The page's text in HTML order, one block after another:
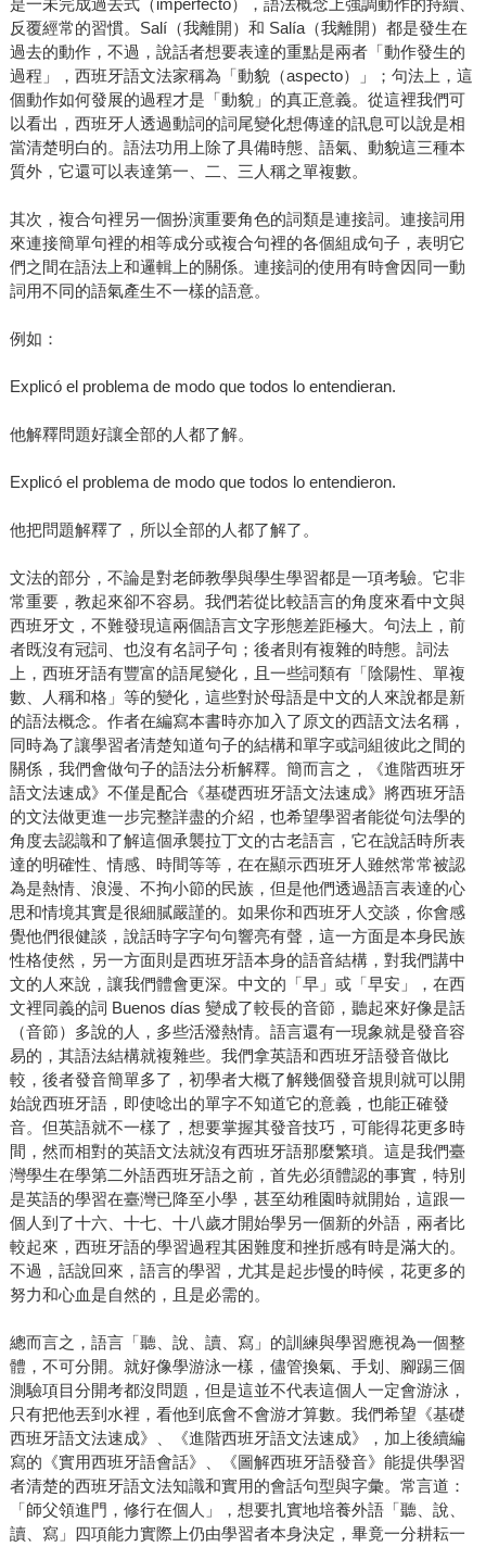
是一未完成過去式（imperfecto），語法概念上強調動作的持續、
反覆經常的習慣。Salí（我離開）和 Salía（我離開）都是發生在
過去的動作，不過，說話者想要表達的重點是兩者「動作發生的
過程」，西班牙語文法家稱為「動貌（aspecto）」；句法上，這
個動作如何發展的過程才是「動貌」的真正意義。從這裡我們可
以看出，西班牙人透過動詞的詞尾變化想傳達的訊息可以說是相
當清楚明白的。語法功用上除了具備時態、語氣、動貌這三種本
質外，它還可以表達第一、二、三人稱之單複數。
其次，複合句裡另一個扮演重要角色的詞類是連接詞。連接詞用
來連接簡單句裡的相等成分或複合句裡的各個組成句子，表明它
們之間在語法上和邏輯上的關係。連接詞的使用有時會因同一動
詞用不同的語氣產生不一樣的語意。
例如：
Explicó el problema de modo que todos lo entendieran.
他解釋問題好讓全部的人都了解。
Explicó el problema de modo que todos lo entendieron.
他把問題解釋了，所以全部的人都了解了。
文法的部分，不論是對老師教學與學生學習都是一項考驗。它非
常重要，教起來卻不容易。我們若從比較語言的角度來看中文與
西班牙文，不難發現這兩個語言文字形態差距極大。句法上，前
者既沒有冠詞、也沒有名詞子句；後者則有複雜的時態。詞法
上，西班牙語有豐富的語尾變化，且一些詞類有「陰陽性、單複
數、人稱和格」等的變化，這些對於母語是中文的人來說都是新
的語法概念。作者在編寫本書時亦加入了原文的西語文法名稱，
同時為了讓學習者清楚知道句子的結構和單字或詞組彼此之間的
關係，我們會做句子的語法分析解釋。簡而言之，《進階西班牙
語文法速成》不僅是配合《基礎西班牙語文法速成》將西班牙語
的文法做更進一步完整詳盡的介紹，也希望學習者能從句法學的
角度去認識和了解這個承襲拉丁文的古老語言，它在說話時所表
達的明確性、情感、時間等等，在在顯示西班牙人雖然常常被認
為是熱情、浪漫、不拘小節的民族，但是他們透過語言表達的心
思和情境其實是很細膩嚴謹的。如果你和西班牙人交談，你會感
覺他們很健談，說話時字字句句響亮有聲，這一方面是本身民族
性格使然，另一方面則是西班牙語本身的語音結構，對我們講中
文的人來說，讓我們體會更深。中文的「早」或「早安」，在西
文裡同義的詞 Buenos días 變成了較長的音節，聽起來好像是話
（音節）多說的人，多些活潑熱情。語言還有一現象就是發音容
易的，其語法結構就複雜些。我們拿英語和西班牙語發音做比
較，後者發音簡單多了，初學者大概了解幾個發音規則就可以開
始說西班牙語，即使唸出的單字不知道它的意義，也能正確發
音。但英語就不一樣了，想要掌握其發音技巧，可能得花更多時
間，然而相對的英語文法就沒有西班牙語那麼繁瑣。這是我們臺
灣學生在學第二外語西班牙語之前，首先必須體認的事實，特別
是英語的學習在臺灣已降至小學，甚至幼稚園時就開始，這跟一
個人到了十六、十七、十八歲才開始學另一個新的外語，兩者比
較起來，西班牙語的學習過程其困難度和挫折感有時是滿大的。
不過，話說回來，語言的學習，尤其是起步慢的時候，花更多的
努力和心血是自然的，且是必需的。
總而言之，語言「聽、說、讀、寫」的訓練與學習應視為一個整
體，不可分開。就好像學游泳一樣，儘管換氣、手划、腳踢三個
測驗項目分開考都沒問題，但是這並不代表這個人一定會游泳，
只有把他丟到水裡，看他到底會不會游才算數。我們希望《基礎
西班牙語文法速成》、《進階西班牙語文法速成》，加上後續編
寫的《實用西班牙語會話》、《圖解西班牙語發音》能提供學習
者清楚的西班牙語文法知識和實用的會話句型與字彙。常言道：
「師父領進門，修行在個人」，想要扎實地培養外語「聽、說、
讀、寫」四項能力實際上仍由學習者本身決定，畢竟一分耕耘一